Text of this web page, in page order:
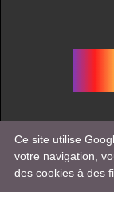
Ce site utilise
votre navigation,
des cookies à des